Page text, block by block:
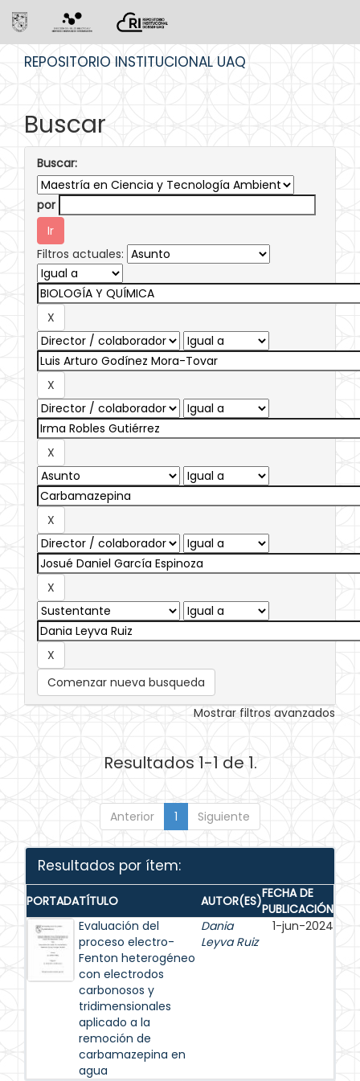
REPOSITORIO INSTITUCIONAL UAQ
Buscar
Buscar:
por
Filtros actuales:
Comenzar nueva busqueda
Mostrar filtros avanzados
Resultados 1-1 de 1.
Anterior 1 Siguiente
Resultados por ítem:
PORTADATÍTULO AUTOR(ES)FECHA DE
PUBLICACIÓN
Evaluación del
proceso electro-
Fenton heterogéneo
con electrodos
carbonosos y
tridimensionales
aplicado a la
remoción de
carbamazepina en
agua
Dania
Leyva Ruiz
1-jun-2024